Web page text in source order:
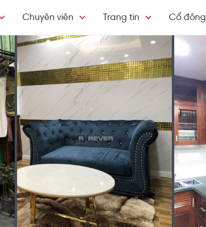
Chuyên viên Trang tin Cổ đông